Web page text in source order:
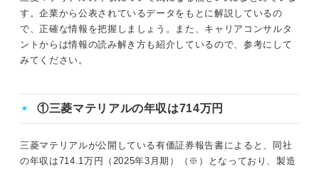
す。企業から公表されているデータをもとに解説しているの
で、正確な情報を把握しましょう。また、キャリアコンサルタ
ントからは情報の読み解き方も紹介しているので、参考にして
みてください。
①三菱マテリアルの年収は714万円
三菱マテリアルが公開している有価証券報告書によると、同社
の年収は714.1万円（2025年3月期）（※）となっており、製造